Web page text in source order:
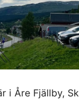
i Åre Fjällby,